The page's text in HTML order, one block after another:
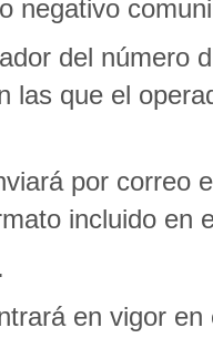
negativo
del número
las que el
por correo
incluido en
en vigor